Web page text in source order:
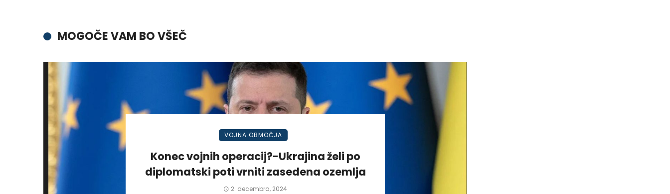
MOGOČE VAM BO VŠEČ
VOJNA OBMOČJA
Konec vojnih operacij?-Ukrajina želi po
diplomatski poti vrniti zasedena ozemlja
2. decembra, 2024